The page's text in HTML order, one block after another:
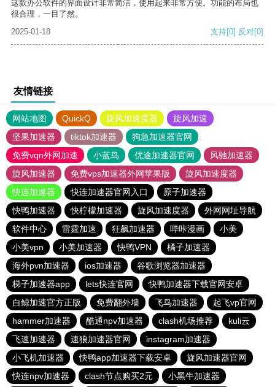
这款办公软件的界面设计非常简洁，使用起来非常方便。功能的布局也
很合理，一目了然。
2025-01-18
支持[0] 反对[0]
友情链接
网站地图 QuickQ 旋风加速度器
旋风加速
坚果加速器
tiktok加速器
狗急加速器官网
免费vqn外网加速
小蓝鸟 优途加速器官网
风驰加速器
旋风加速器
免费vps加速器外网苹果版
旋风加速度器
快连加速器
快连加速器官网入口
原子加速器
快鸭加速器
快柠檬加速器 旋风加速度器
外网网址导航
软件中心
雷霆加速 狂飙加速器 哔咔漫画
小美
小美vpn
小美加速器 快鸭VPN
橘子加速器
海外pvn加速器
ios加速器
谷歌浏览器加速器
梯子加速器app
lets快连官网
快鸭加速器下载官网安卓
白鲸加速官方正版
免费翻外墙 飞鸟加速器
起飞vp官网
hammer加速器
酷通npv加速器 clash机场推荐
kuli云
飞速加速器
速狼加速器官网
instagram加速器
小飞机加速器
快鸭app加速器下载安卓
旋风加速器官网
快连npv加速器
clash节点购买2元 小黑牛加速器